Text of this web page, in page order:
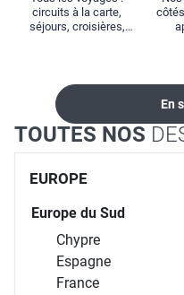
circuits à la carte,
séjours, croisières,
En
TOUTES NOS
EUROPE
Europe du Sud
Chypre
Espagne
France